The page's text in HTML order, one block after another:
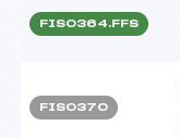
FIS0364.FFS
FIS0370